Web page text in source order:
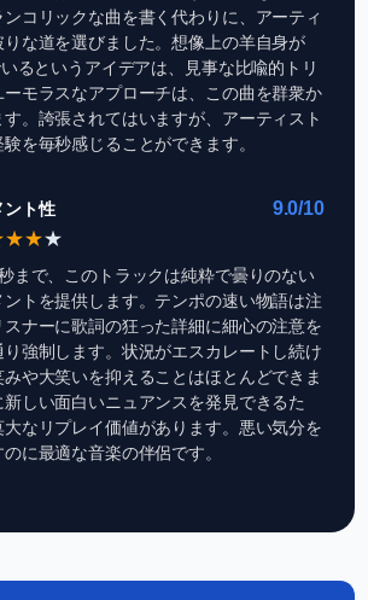
コリックな曲を書く代わりに、アーティ
りな道を選びました。想像上の羊自身が
るというアイデアは、見事な比喩的トリ
ーモラスなアプローチは、この曲を群衆か
。誇張されてはいますが、アーティスト
を毎秒感じることができます。
ント性
9.0/10
★★★
まで、このトラックは純粋で曇りのない
トを提供します。テンポの速い物語は注
ナーに歌詞の狂った詳細に細心の注意を
強制します。状況がエスカレートし続け
や大笑いを抑えることはほとんどできま
しい面白いニュアンスを発見できるた
なリプレイ価値があります。悪い気分を
に最適な音楽の伴侶です。